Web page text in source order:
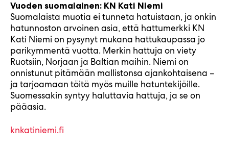
Vuoden suomalainen: KN Kati Niemi
Suomalaista muotia ei tunneta hatuistaan, ja onkin
hatunnoston arvoinen asia, että hattumerkki KN
Kati Niemi on pysynyt mukana hattukaupassa jo
parikymmentä vuotta. Merkin hattuja on viety
Ruotsiin, Norjaan ja Baltian maihin. Niemi on
onnistunut pitämään mallistonsa ajankohtaisena –
ja tarjoamaan töitä myös muille hatuntekijöille.
Suomessakin syntyy haluttavia hattuja, ja se on
pääasia.
knkatiniemi.fi